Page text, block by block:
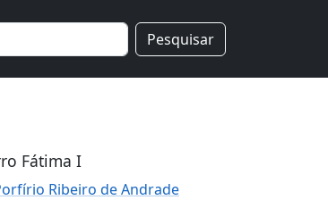
Pesquisar
Fátima I
Ribeiro de Andrade